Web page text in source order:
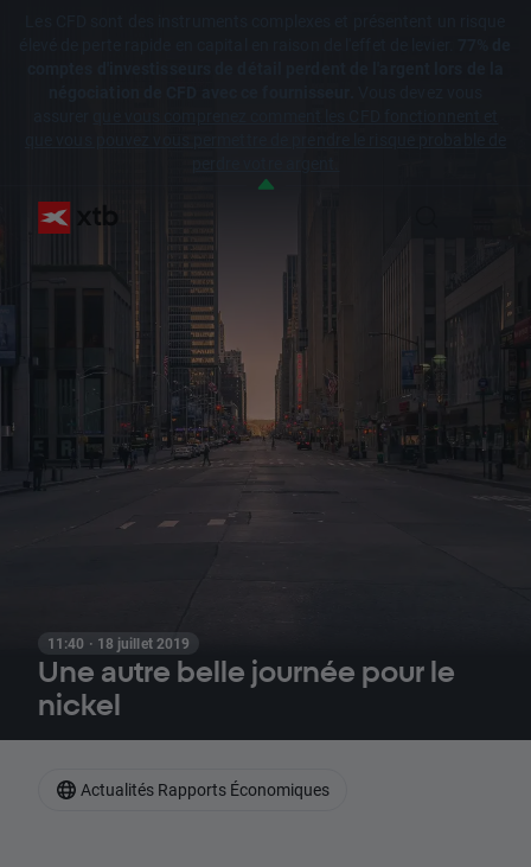
11:40 · 18 juillet 2019
Une autre belle journée pour le
nickel
Actualités Rapports Économiques